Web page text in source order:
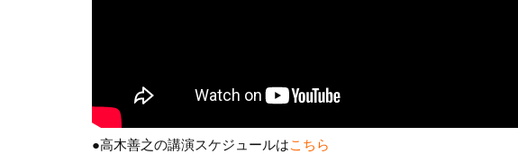
●高木善之の講演スケジュールはこちら